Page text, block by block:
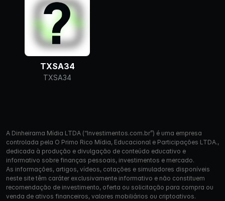
TXSA34
TXSA34
A Dinheirama Mídia LTDA (“Investimentos.com.br”) é uma empresa
controlada pela O Primo Rico Mídia, Educacional e Participações LTDA.,
dedicada à produção e divulgação de conteúdo educativo e
informativo sobre finanças pessoais, investimentos e mercado.
As informações, artigos, vídeos, cotações e simuladores disponíveis
neste site têm caráter exclusivamente informativo e não constituem
recomendação de investimento, oferta ou solicitação para compra ou
venda de ativos financeiros, valores mobiliários ou criptoativos.